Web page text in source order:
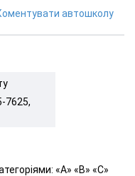
автошколу
7625,
«A» «B» «С»